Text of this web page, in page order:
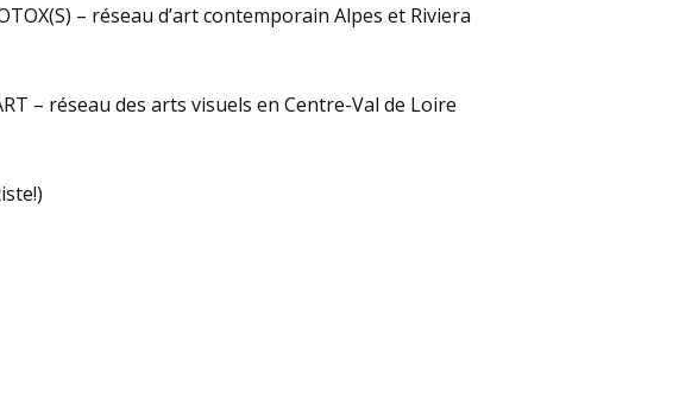
– réseau d’art contemporain Alpes et Riviera
– réseau des arts visuels en Centre-Val de Loire